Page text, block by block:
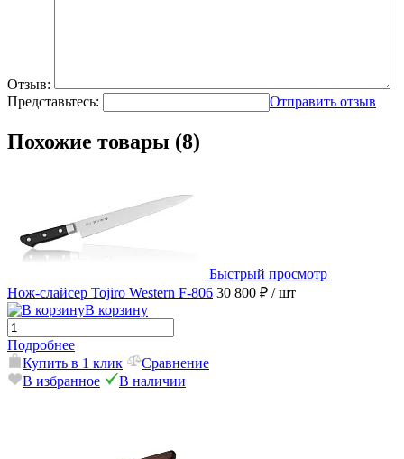
Отзыв:
Представьтесь:
Отправить отзыв
Похожие товары (8)
Быстрый просмотр
Нож-слайсер Tojiro Western F-806 30 800 ₽ / шт
В корзину
Подробнее
Купить в 1 клик
Сравнение
В избранное
В наличии